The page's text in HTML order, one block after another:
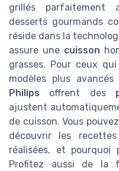
grillés parfaitement
desserts gourmands
réside dans la
assure une cuisson
grasses. Pour ceux
modèles plus avancés
Philips offrent des
ajustent
de cuisson. Vous
découvrir les
réalisées, et pourquoi
Profitez aussi de la